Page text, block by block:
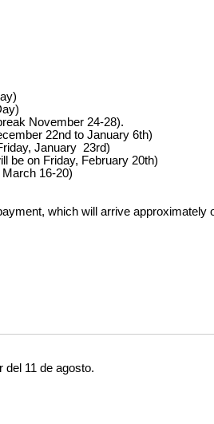
November 24-28).
22nd to January 6th)
January 23rd)
be on Friday, February 20th)
16-20)
which will arrive
del 11 de agosto.